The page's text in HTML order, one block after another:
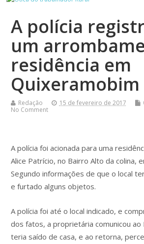
A polícia
um
residência em
Quixeramobim
Redação 15 de fevereiro de 2017
No Comment
A polícia foi acionada para uma
Alice Patrício, no Bairro Alto da colina,
Segundo informações de que o local
e furtado alguns objetos.
A polícia foi até o local indicado, e
dos fatos, a proprietária comunicou ao
teria saído de casa, e ao retorna,